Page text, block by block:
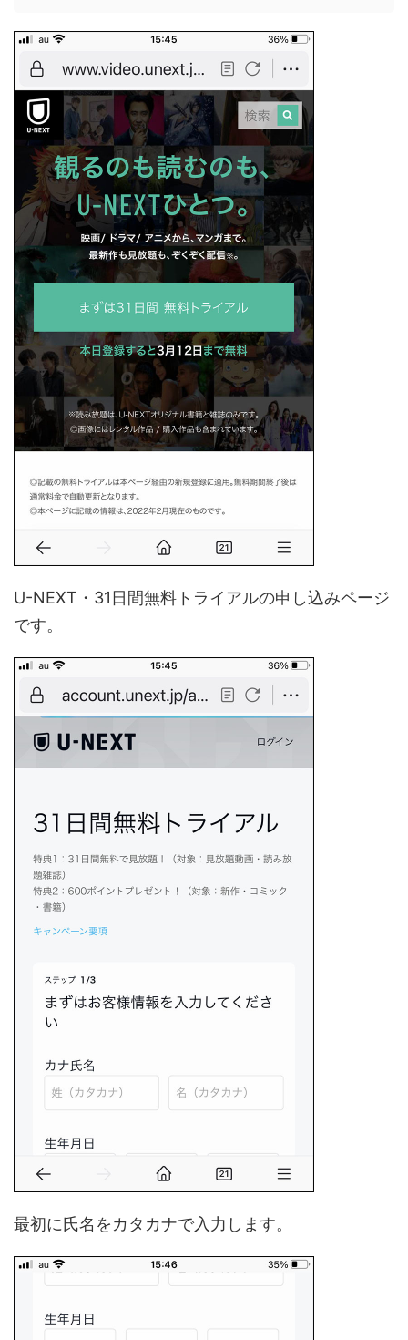
U-NEXT・31日間無料トライアルの申し込みページ
です。
最初に氏名をカタカナで入力します。